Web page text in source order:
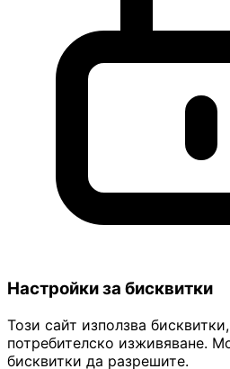
Настройки за бисквитки
Този сайт използва
потребителско изживяване.
бисквитки да разрешите.